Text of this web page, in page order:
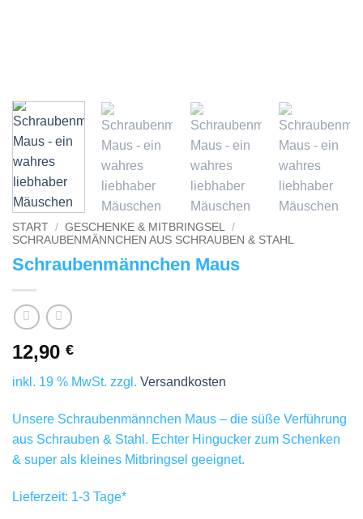
START / GESCHENKE & MITBRINGSEL /
SCHRAUBENMÄNNCHEN AUS SCHRAUBEN & STAHL
Schraubenmännchen Maus
12,90 €
inkl. 19 % MwSt. zzgl. Versandkosten
Unsere Schraubenmännchen Maus – die süße Verführung
aus Schrauben & Stahl. Echter Hingucker zum Schenken
& super als kleines Mitbringsel geeignet.
Lieferzeit: 1-3 Tage*